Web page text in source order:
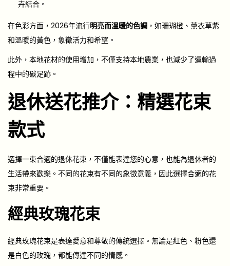
卉結合。
在色彩方面，2026年流行明亮而溫暖的色調 ，如珊瑚橙、薰衣草紫
和溫暖的黃色，象徵活力和希望。
此外，本地花材的使用增加，不僅支持本地農業，也減少了運輸過
程中的碳足跡。
退休送花推介：精選花束
款式
選擇一束合適的退休花束，不僅能表達您的心意，也能為退休者的
生活帶來歡樂。不同的花束有不同的象徵意義，因此選擇合適的花
束非常重要。
經典玫瑰花束
經典玫瑰花束是表達愛意和尊敬的傳統選擇。無論是紅色、粉色還
是白色的玫瑰，都能傳達不同的情感。